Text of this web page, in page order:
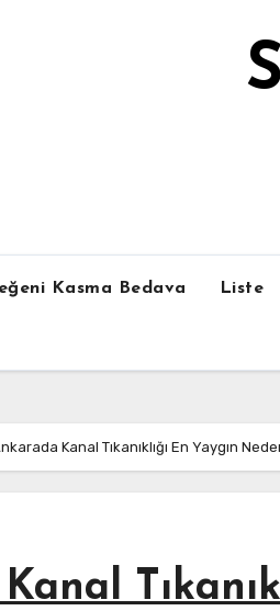
Kasma Bedava Liste
Kanal Tıkanıklığı En Yaygın